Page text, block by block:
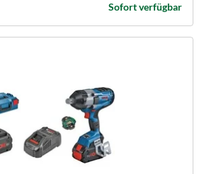
Sofort verfügbar